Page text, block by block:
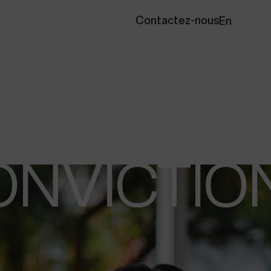
Contactez-nousEn